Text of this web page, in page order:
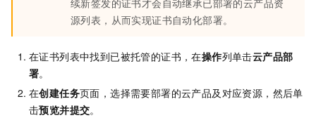
源列表，从而实现证书自动化部署。
在证书列表中找到已被托管的证书，在操作列单击云产品部
署。
在创建任务页面，选择需要部署的云产品及对应资源，然后单
击预览并提交。